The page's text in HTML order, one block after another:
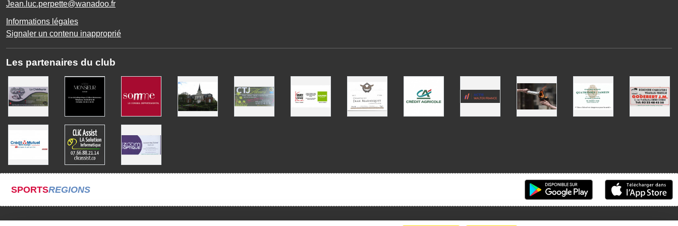
Jean.luc.perpette@wanadoo.fr
Informations légales
Signaler un contenu inapproprié
Les partenaires du club
SPORTSREGIONS